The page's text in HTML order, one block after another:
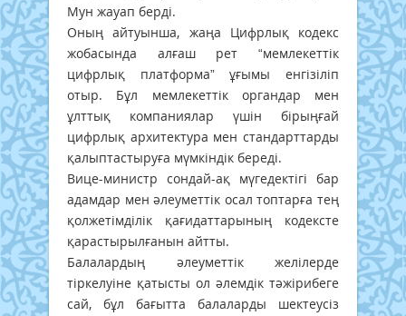
Мун жауап берді.
Оның айтуынша, жаңа Цифрлық кодекс
жобасында алғаш рет “мемлекеттік
цифрлық платформа” ұғымы енгізіліп
отыр. Бұл мемлекеттік органдар мен
ұлттық компаниялар үшін бірыңғай
цифрлық архитектура мен стандарттарды
қалыптастыруға мүмкіндік береді.
Вице-министр сондай-ақ мүгедектігі бар
адамдар мен әлеуметтік осал топтарға тең
қолжетімділік қағидаттарының кодексте
қарастырылғанын айтты.
Балалардың әлеуметтік желілерде
тіркелуіне қатысты ол әлемдік тәжірибеге
сай, бұл бағытта балаларды шектеусіз